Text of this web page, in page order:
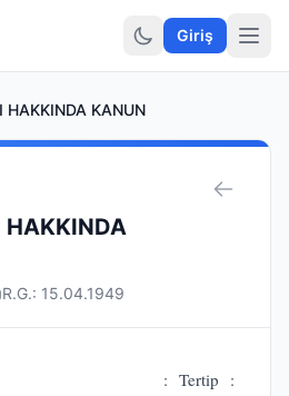
Hukuki Araçlar
Giriş
HAKKINDA KANUN
HAKKINDA
R.G.: 15.04.1949
Düstur : Tertip :